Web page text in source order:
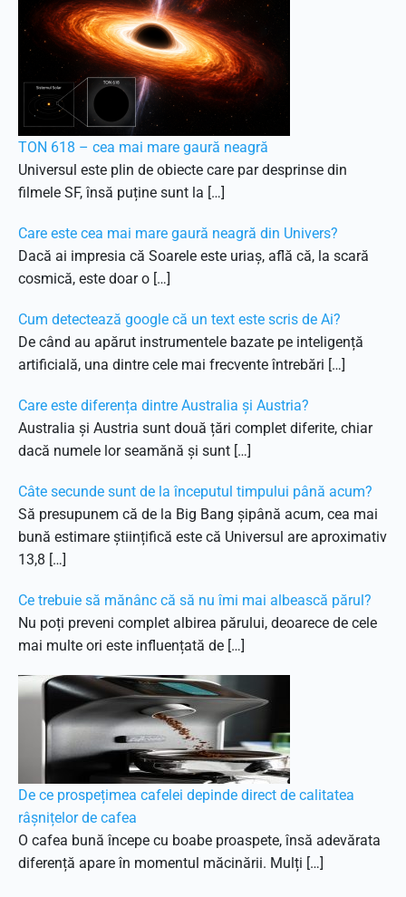
TON 618 – cea mai mare gaură neagră
Universul este plin de obiecte care par desprinse din
filmele SF, însă puține sunt la […]
Care este cea mai mare gaură neagră din Univers?
Dacă ai impresia că Soarele este uriaș, află că, la scară
cosmică, este doar o […]
Cum detectează google că un text este scris de Ai?
De când au apărut instrumentele bazate pe inteligență
artificială, una dintre cele mai frecvente întrebări […]
Care este diferența dintre Australia și Austria?
Australia și Austria sunt două țări complet diferite, chiar
dacă numele lor seamănă și sunt […]
Câte secunde sunt de la începutul timpului până acum?
Să presupunem că de la Big Bang șipână acum, cea mai
bună estimare științifică este că Universul are aproximativ
13,8 […]
Ce trebuie să mănânc că să nu îmi mai albească părul?
Nu poți preveni complet albirea părului, deoarece de cele
mai multe ori este influențată de […]
De ce prospețimea cafelei depinde direct de calitatea
râșnițelor de cafea
O cafea bună începe cu boabe proaspete, însă adevărata
diferență apare în momentul măcinării. Mulți […]